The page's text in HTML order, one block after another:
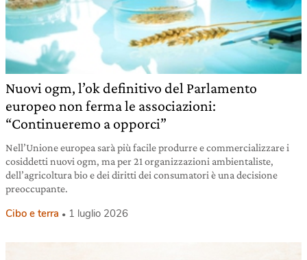
Nuovi ogm, l’ok definitivo del Parlamento
europeo non ferma le associazioni:
“Continueremo a opporci”
Nell’Unione europea sarà più facile produrre e commercializzare i
cosiddetti nuovi ogm, ma per 21 organizzazioni ambientaliste,
dell’agricoltura bio e dei diritti dei consumatori è una decisione
preoccupante.
Cibo e terra 1 luglio 2026